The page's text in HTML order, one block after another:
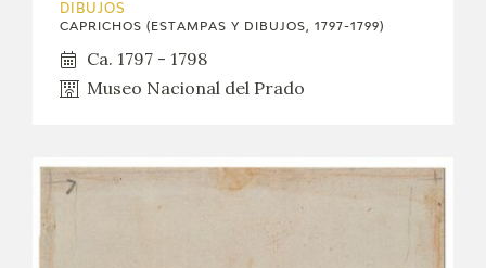
DIBUJOS
CAPRICHOS (ESTAMPAS Y DIBUJOS, 1797-1799)
Ca. 1797 - 1798
Museo Nacional del Prado